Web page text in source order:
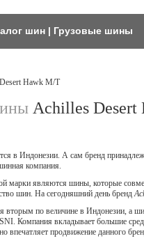
шин | Грузовые шины
Desert Hawk M/T
Achilles
в Индонезии. А сам бренд
компания.
марки являются шины, которые
шин. На сегодняшний день бренд
вторым по величине в Индонезии, а
Компания вкладывает большие
впечатляет продвижение данного